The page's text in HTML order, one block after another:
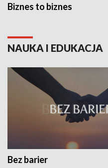
Biznes to biznes
NAUKA I EDUKACJA
Bez barier